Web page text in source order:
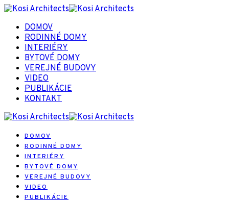
DOMOV
RODINNÉ DOMY
INTERIÉRY
BYTOVÉ DOMY
VEREJNÉ BUDOVY
VIDEO
PUBLIKÁCIE
KONTAKT
DOMOV
RODINNÉ DOMY
INTERIÉRY
BYTOVÉ DOMY
VEREJNÉ BUDOVY
VIDEO
PUBLIKÁCIE